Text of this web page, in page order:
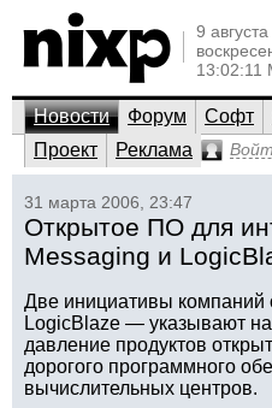
9 августа
13:02:11
Новости Форум Софт
Проект
Реклама
31 марта 2006, 23:47
Открытое ПО для
Messaging и
Две инициативы компаний
LogicBlaze — указывают
давление продуктов
дорогого программного
вычислительных центров.